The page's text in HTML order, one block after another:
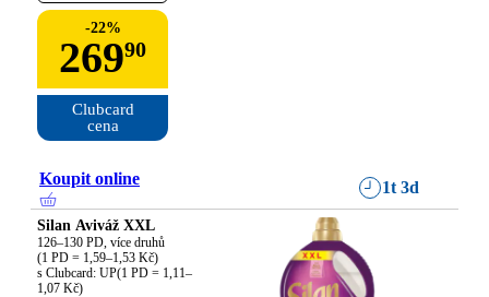
-22%
26990
Clubcard
cena
Koupit online 1t 3d
Silan Aviváž XXL
126–130 PD, více druhů
(1 PD = 1,59–1,53 Kč)
s Clubcard: UP(1 PD = 1,11–
1,07 Kč)